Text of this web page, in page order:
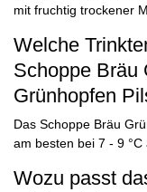
mit fruchtig trockener
Welche
Schoppe Bräu
Grünhopfen
Das Schoppe Bräu
am besten bei 7 - 9
Wozu passt